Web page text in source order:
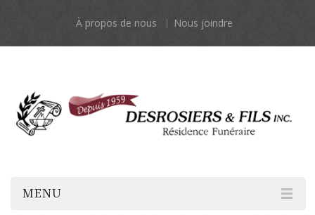
À propos de nous Nous joindre
MENU